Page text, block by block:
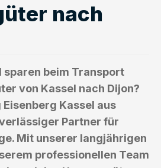
nach
sparen beim Transport
von Kassel nach Dijon?
Kassel aus
Partner für
Mit unserer langjährigen
professionellen Team